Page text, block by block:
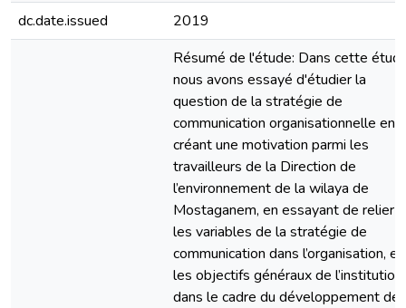
dc.date.issued
2019
Résumé de l'étude: Dans cette
nous avons essayé d'étudier la
question de la stratégie de
communication organisationnelle en
créant une motivation parmi les
travailleurs de la Direction de
l’environnement de la wilaya de
Mostaganem, en essayant de relier
les variables de la stratégie de
communication dans l’organisation, et
les objectifs généraux de l’institution
dans le cadre du développement des